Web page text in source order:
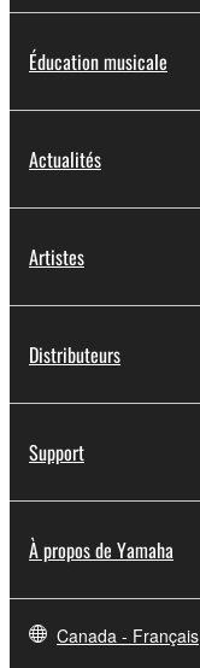
Éducation musicale
Actualités
Artistes
Distributeurs
Support
À propos de Yamaha
Canada - Français